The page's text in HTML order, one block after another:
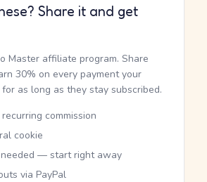
Share it and get
Master affiliate program. Share
30% on every payment your
as long as they stay subscribed.
commission
cookie
— start right away
via PayPal